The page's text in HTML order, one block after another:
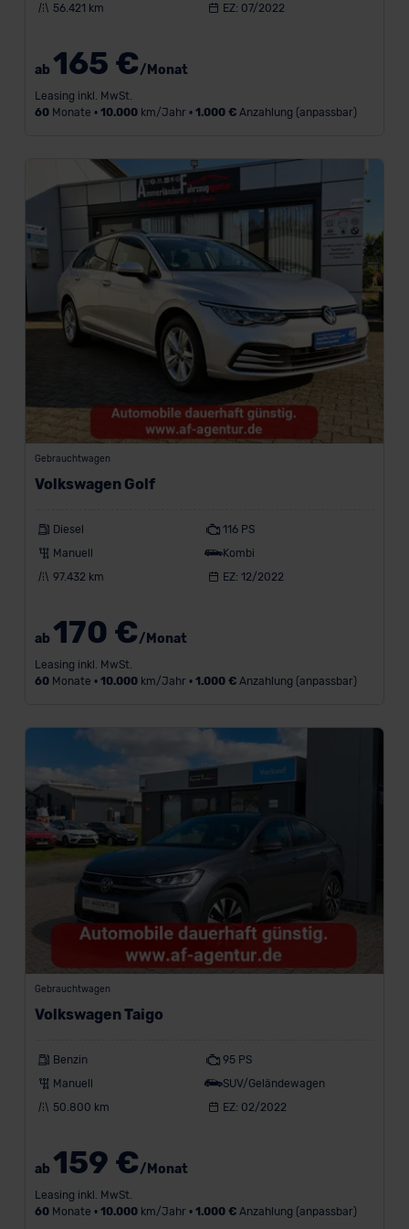
a
u
i
i
n
M
n
a
L
a
u
e
s
n
i
n
k
m
/
-
M
x
a
l
e
56.421 km
EZ: 07/2022
ab 165 €/Monat
Leasing inkl. MwSt.
60Monate • 10.000km/Jahr • 1.000 €Anzahlung (anpassbar)
Gebrauchtwagen
Volkswagen Golf
Diesel
116 PS
Manuell
Kombi
97.432 km
EZ: 12/2022
ab 170 €/Monat
Leasing inkl. MwSt.
60Monate • 10.000km/Jahr • 1.000 €Anzahlung (anpassbar)
Gebrauchtwagen
Volkswagen Taigo
Benzin
95 PS
Manuell
SUV/Geländewagen
50.800 km
EZ: 02/2022
ab 159 €/Monat
Leasing inkl. MwSt.
60Monate • 10.000km/Jahr • 1.000 €Anzahlung (anpassbar)